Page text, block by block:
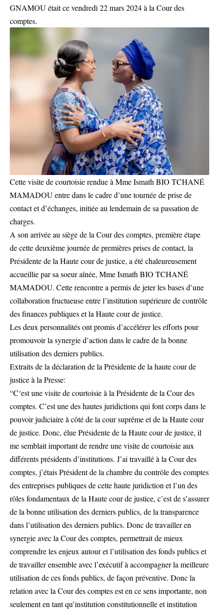
GNAMOU était ce vendredi 22 mars 2024 à la Cour des
comptes.
Cette visite de courtoisie rendue à Mme Ismath BIO TCHANÉ
MAMADOU entre dans le cadre d’une tournée de prise de
contact et d’échanges, initiée au lendemain de sa passation de
charges.
A son arrivée au siège de la Cour des comptes, première étape
de cette deuxième journée de premières prises de contact, la
Présidente de la Haute cour de justice, a été chaleureusement
accueillie par sa soeur aînée, Mme Ismath BIO TCHANÉ
MAMADOU. Cette rencontre a permis de jeter les bases d’une
collaboration fructueuse entre l’institution supérieure de contrôle
des finances publiques et la Haute cour de justice.
Les deux personnalités ont promis d’accélérer les efforts pour
promouvoir la synergie d’action dans le cadre de la bonne
utilisation des derniers publics.
Extraits de la déclaration de la Présidente de la haute cour de
justice à la Presse:
“C‘est une visite de courtoisie à la Présidente de la Cour des
comptes. C’est une des hautes juridictions qui font corps dans le
pouvoir judiciaire à côté de la cour suprême et de la Haute cour
de justice. Donc, élue Présidente de la Haute cour de justice, il
me semblait important de rendre une visite de courtoisie aux
différents présidents d’institutions. J’ai travaillé à la Cour des
comptes, j’étais Président de la chambre du contrôle des comptes
des entreprises publiques de cette haute juridiction et l’un des
rôles fondamentaux de la Haute cour de justice, c’est de s’assurer
de la bonne utilisation des derniers publics, de la transparence
dans l’utilisation des derniers publics. Donc de travailler en
synergie avec la Cour des comptes, permettrait de mieux
comprendre les enjeux autour et l’utilisation des fonds publics et
de travailler ensemble avec l’exécutif à accompagner la meilleure
utilisation de ces fonds publics, de façon préventive. Donc la
relation avec la Cour des comptes est en ce sens importante, non
seulement en tant qu’institution constitutionnelle et institution